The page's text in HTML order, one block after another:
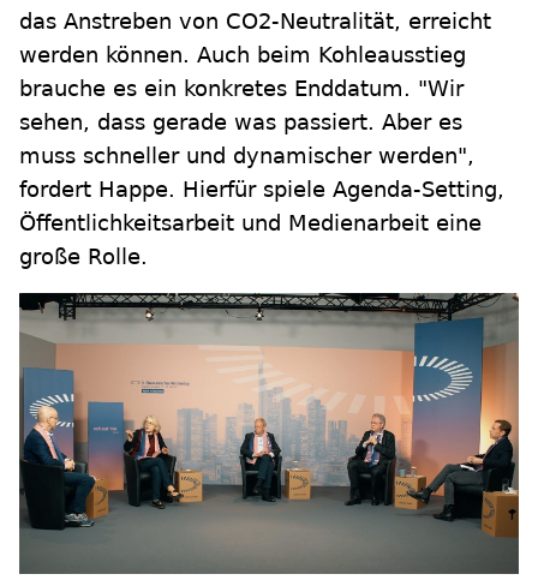
das Anstreben von CO2-Neutralität, erreicht
werden können. Auch beim Kohleausstieg
brauche es ein konkretes Enddatum. "Wir
sehen, dass gerade was passiert. Aber es
muss schneller und dynamischer werden",
fordert Happe. Hierfür spiele Agenda-Setting,
Öffentlichkeitsarbeit und Medienarbeit eine
große Rolle.